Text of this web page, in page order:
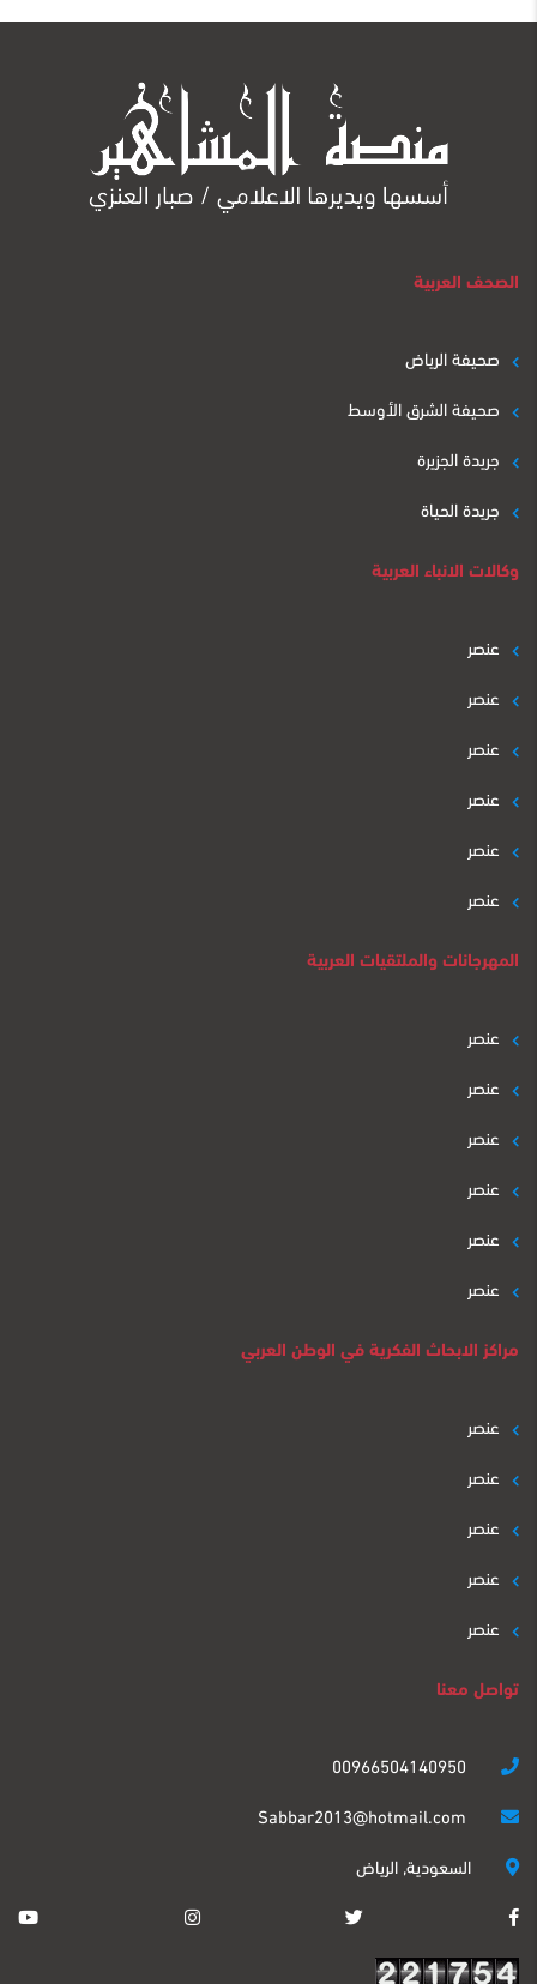
الصحف العربية
صحيفة الرياض
صحيفة الشرق الأوسط
جريدة الجزيرة
جريدة الحياة
وكالات الانباء العربية
عنصر
عنصر
عنصر
عنصر
عنصر
عنصر
المهرجانات والملتقيات العربية
عنصر
عنصر
عنصر
عنصر
عنصر
عنصر
مراكز الابحاث الفكرية في الوطن العربي
عنصر
عنصر
عنصر
عنصر
عنصر
تواصل معنا
السعودية, الرياض